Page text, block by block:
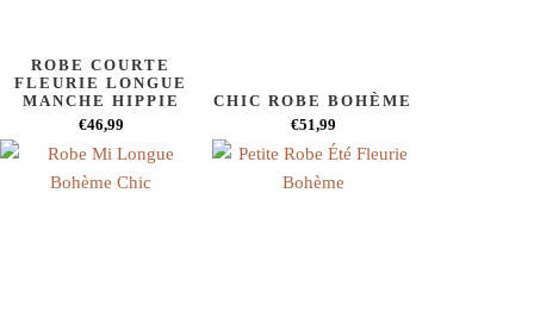
ROBE COURTE
FLEURIE LONGUE
MANCHE HIPPIE
€46,99
CHIC ROBE BOHÈME
€51,99